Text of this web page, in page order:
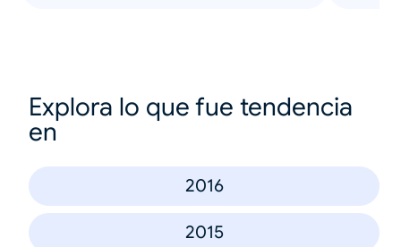
Explora lo que fue tendencia
en
2016
2015